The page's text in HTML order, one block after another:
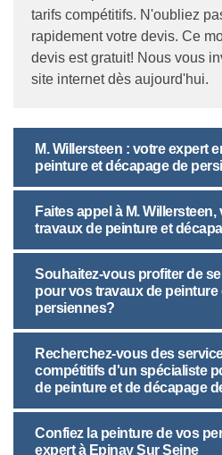
tarifs compétitifs. N'oubliez
rapidement votre devis. Ce
devis est gratuit! Nous vous
site internet dès aujourd'hui.
M. Willersteen : votre expert
peinture et décapage de
Faites appel à M.
travaux de peinture et
Souhaitez-vous profiter de
pour vos travaux de peinture
persiennes?
Recherchez-vous des
compétitifs d'un spécialiste
de peinture et de décapage
Confiez la peinture de vos
expert à Epinay Sur Seine